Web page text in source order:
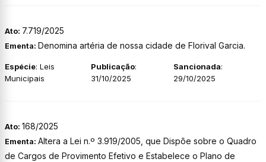
Ato: 7.719/2025
Ementa: Denomina artéria de nossa cidade de Florival Garcia.
Espécie: Leis
Municipais
Publicação:
31/10/2025
Sancionada:
29/10/2025
Ato: 168/2025
Ementa: Altera a Lei n.º 3.919/2005, que Dispõe sobre o Quadro
de Cargos de Provimento Efetivo e Estabelece o Plano de